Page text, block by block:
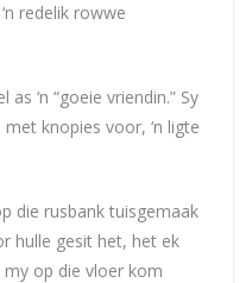
redelik rowwe
‘n “goeie vriendin.” Sy
met knopies voor, ‘n ligte
die rusbank tuisgemaak
hulle gesit het, het ek
my op die vloer kom